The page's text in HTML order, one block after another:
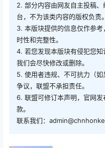
2. 部分内容由网友自主投稿
台，不为该类内容的版权负责。
3. 本版块提供的信息仅作参
时性和完整性。
4. 若您发现本版块有侵犯您知
我们会尽快修改或删除。
5. 使用者违规、不可抗力（
争议，联盟不承担责任。
6. 联盟可修订本声明，官网
款。
联系我们：